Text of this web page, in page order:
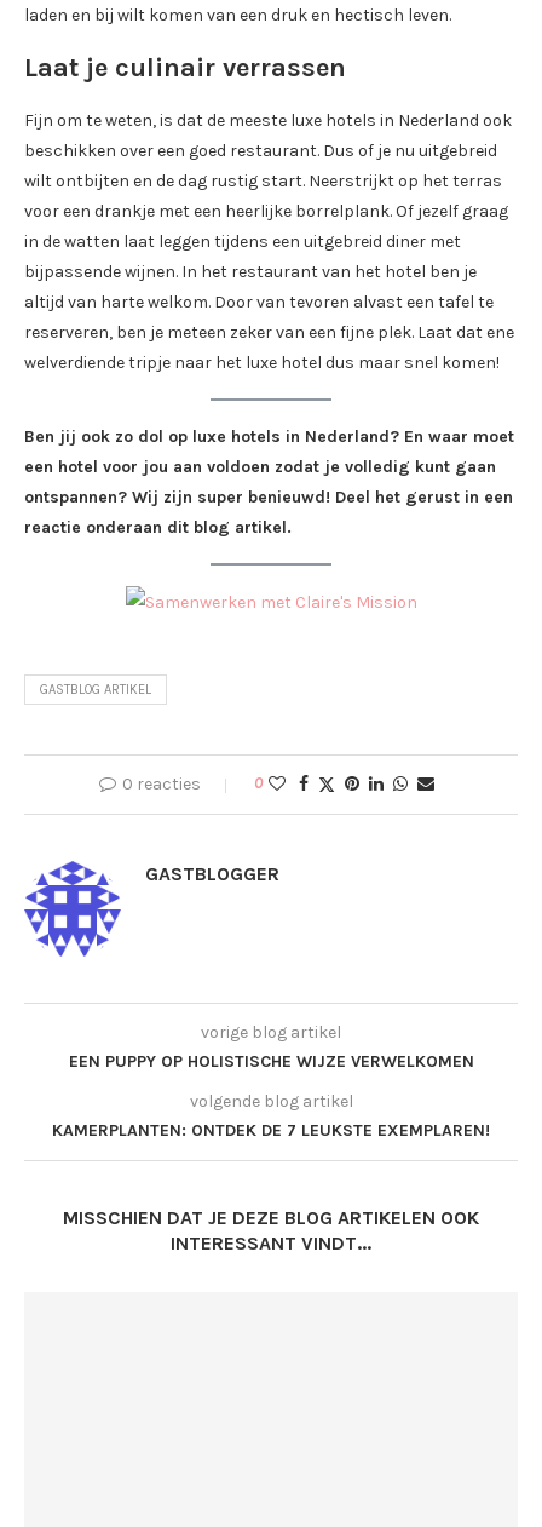
laden en bij wilt komen van een druk en hectisch leven.
Laat je culinair verrassen
Fijn om te weten, is dat de meeste luxe hotels in Nederland ook
beschikken over een goed restaurant. Dus of je nu uitgebreid
wilt ontbijten en de dag rustig start. Neerstrijkt op het terras
voor een drankje met een heerlijke borrelplank. Of jezelf graag
in de watten laat leggen tijdens een uitgebreid diner met
bijpassende wijnen. In het restaurant van het hotel ben je
altijd van harte welkom. Door van tevoren alvast een tafel te
reserveren, ben je meteen zeker van een fijne plek. Laat dat ene
welverdiende tripje naar het luxe hotel dus maar snel komen!
Ben jij ook zo dol op luxe hotels in Nederland? En waar moet
een hotel voor jou aan voldoen zodat je volledig kunt gaan
ontspannen? Wij zijn super benieuwd! Deel het gerust in een
reactie onderaan dit blog artikel.
GASTBLOG ARTIKEL
0 reacties 0
GASTBLOGGER
vorige blog artikel
EEN PUPPY OP HOLISTISCHE WIJZE VERWELKOMEN
volgende blog artikel
KAMERPLANTEN: ONTDEK DE 7 LEUKSTE EXEMPLAREN!
MISSCHIEN DAT JE DEZE BLOG ARTIKELEN OOK
INTERESSANT VINDT...